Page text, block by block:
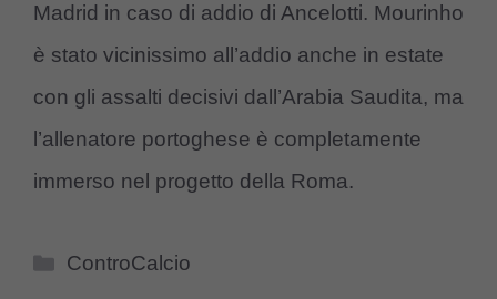
Madrid in caso di addio di Ancelotti. Mourinho
è stato vicinissimo all’addio anche in estate
con gli assalti decisivi dall’Arabia Saudita, ma
l’allenatore portoghese è completamente
immerso nel progetto della Roma.
Categorie
ControCalcio